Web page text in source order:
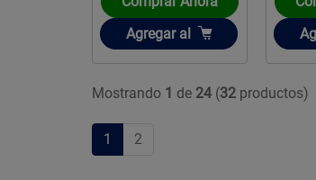
Añadir
Agregar al
Mostrando 1 de 24 (32 productos)
1 2